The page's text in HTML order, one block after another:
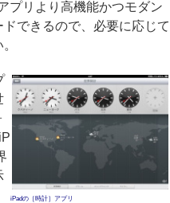
プリより高機能かつモダン
できるので、必要に応じて
iPadの［時計］アプリ